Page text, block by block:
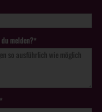
melden?*